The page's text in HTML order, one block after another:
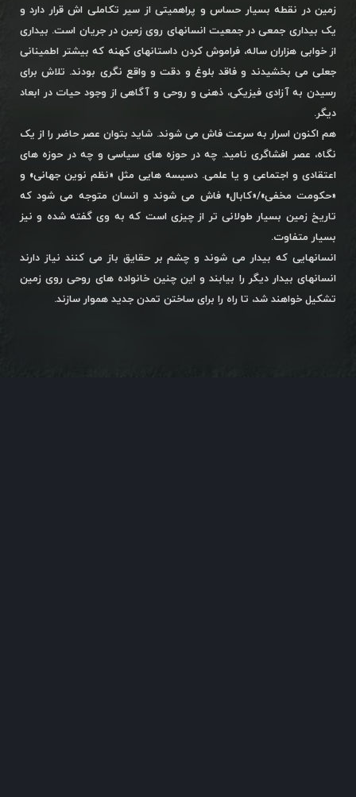
زمین در نقطه بسیار حساس و پراهمیتی از سیر تکاملی اش قرار دارد و
یک بیداری جمعی در جمعیت انسانهای روی زمین در جریان است. بیداری
از خوابی هزاران ساله، فراموش کردن داستانهای کهنه که بیشتر اطمینانی
جعلی می بخشیدند و فاقد بلوغ و دقت و واقع نگری بودند. تلاش برای
رسیدن به آزادی فیزیکی، ذهنی و روحی و آگاهی از وجود حیات در ابعاد
دیگر.
هم اکنون اسرار به سرعت فاش می شوند. شاید بتوان عصر حاضر را از یک
نگاه، عصر افشاگری نامید. چه در حوزه های سیاسی و چه در حوزه های
اعتقادی و اجتماعی و یا علمی. دسیسه هایی مثل «نظم نوین جهانی» و
«حکومت مخفی»/«کابال» فاش می شوند و انسان متوجه می شود که
تاریخ زمین بسیار طولانی تر از چیزی است که به وی گفته شده و نیز
بسیار متفاوت.
انسانهایی که بیدار می شوند و چشم بر حقایق باز می کنند نیاز دارند
انسانهای بیدار دیگر را بیابند و این چنین خانواده های روحی روی زمین
تشکیل خواهند شد، تا راه را برای ساختن تمدن جدید هموار سازند.